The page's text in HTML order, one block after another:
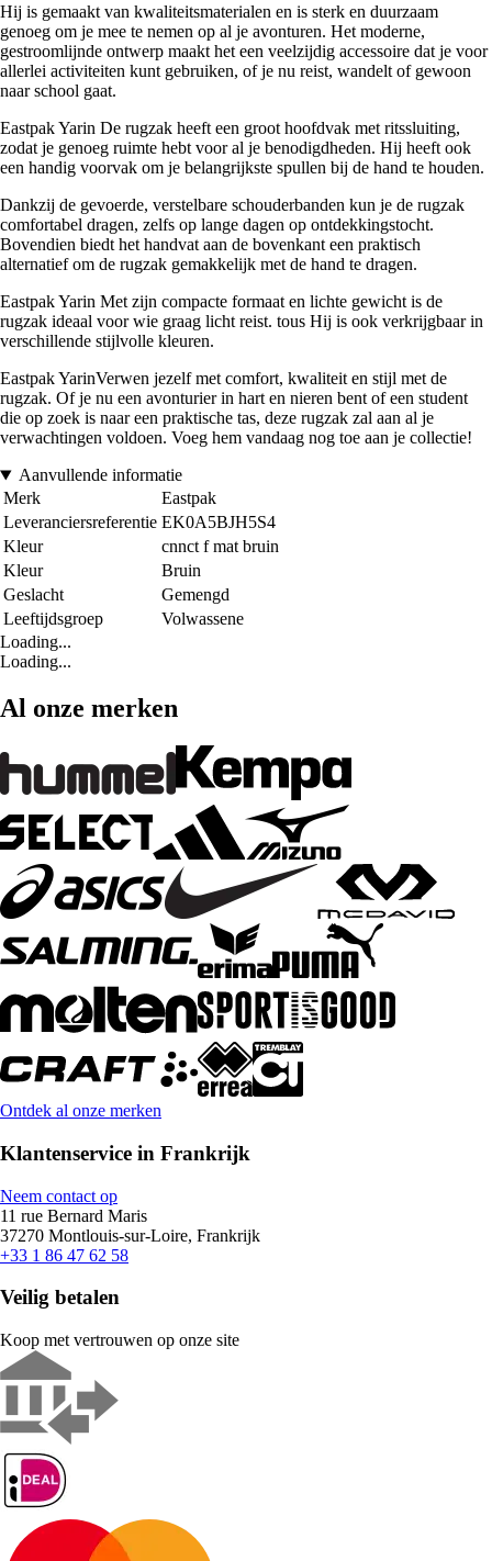
Hij is gemaakt van kwaliteitsmaterialen en is sterk en duurzaam
genoeg om je mee te nemen op al je avonturen. Het moderne,
gestroomlijnde ontwerp maakt het een veelzijdig accessoire dat je voor
allerlei activiteiten kunt gebruiken, of je nu reist, wandelt of gewoon
naar school gaat.
Eastpak Yarin De rugzak heeft een groot hoofdvak met ritssluiting,
zodat je genoeg ruimte hebt voor al je benodigdheden. Hij heeft ook
een handig voorvak om je belangrijkste spullen bij de hand te houden.
Dankzij de gevoerde, verstelbare schouderbanden kun je de rugzak
comfortabel dragen, zelfs op lange dagen op ontdekkingstocht.
Bovendien biedt het handvat aan de bovenkant een praktisch
alternatief om de rugzak gemakkelijk met de hand te dragen.
Eastpak Yarin Met zijn compacte formaat en lichte gewicht is de
rugzak ideaal voor wie graag licht reist. tous Hij is ook verkrijgbaar in
verschillende stijlvolle kleuren.
Eastpak YarinVerwen jezelf met comfort, kwaliteit en stijl met de
rugzak. Of je nu een avonturier in hart en nieren bent of een student
die op zoek is naar een praktische tas, deze rugzak zal aan al je
verwachtingen voldoen. Voeg hem vandaag nog toe aan je collectie!
Aanvullende informatie
Merk
Eastpak
Leveranciersreferentie EK0A5BJH5S4
Kleur
cnnct f mat bruin
Kleur
Bruin
Geslacht
Gemengd
Leeftijdsgroep
Volwassene
Loading...
Loading...
Al onze merken
Ontdek al onze merken
Klantenservice in Frankrijk
Neem contact op
11 rue Bernard Maris
37270 Montlouis-sur-Loire, Frankrijk
+33 1 86 47 62 58
Veilig betalen
Koop met vertrouwen op onze site